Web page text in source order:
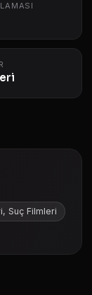
Suç Filmleri